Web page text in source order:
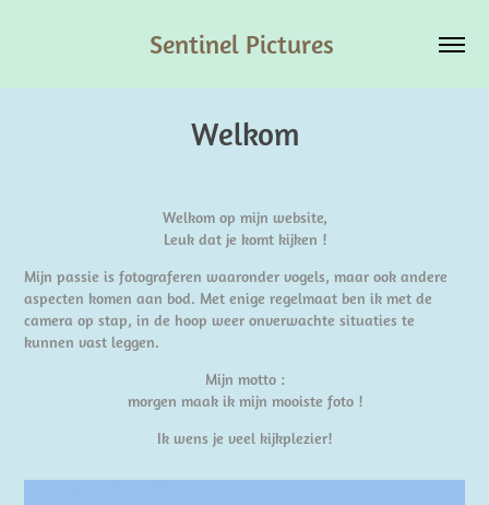
Sentinel Pictures
Welkom
Welkom op mijn website,
Leuk dat je komt kijken !
Mijn passie is fotograferen waaronder vogels, maar ook andere
aspecten komen aan bod. Met enige regelmaat ben ik met de
camera op stap, in de hoop weer onverwachte situaties te
kunnen vast leggen.
Mijn motto :
morgen maak ik mijn mooiste foto !
Ik wens je veel kijkplezier!